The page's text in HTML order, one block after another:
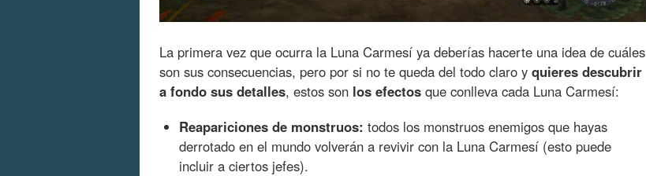
La primera vez que ocurra la Luna Carmesí ya deberías hacerte una idea de cuáles
son sus consecuencias, pero por si no te queda del todo claro y quieres descubrir
a fondo sus detalles, estos son los efectos que conlleva cada Luna Carmesí:
Reapariciones de monstruos: todos los monstruos enemigos que hayas
derrotado en el mundo volverán a revivir con la Luna Carmesí (esto puede
incluir a ciertos jefes).